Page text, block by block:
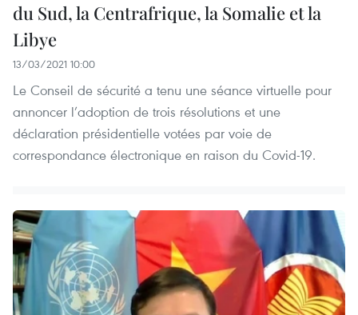
du Sud, la Centrafrique, la Somalie et la
Libye
13/03/2021 10:00
Le Conseil de sécurité a tenu une séance virtuelle pour
annoncer l’adoption de trois résolutions et une
déclaration présidentielle votées par voie de
correspondance électronique en raison du Covid-19.